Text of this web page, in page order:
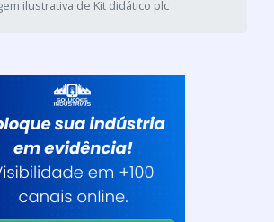
ilustrativa de Kit didático plc